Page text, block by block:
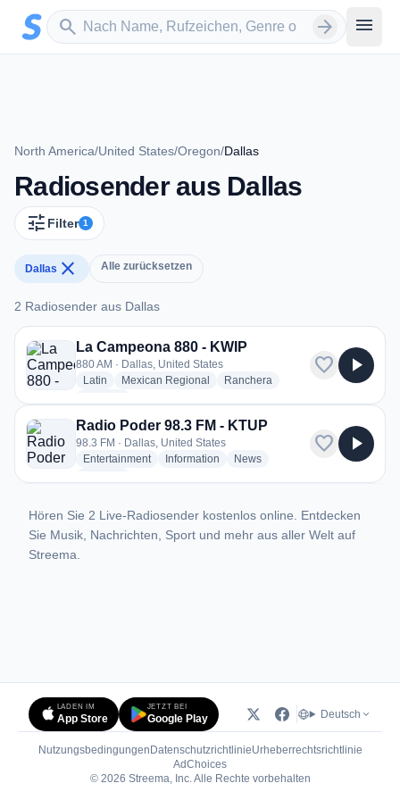
Zum Hauptinhalt springen
search
Sender suchen arrow_forward menu
North America/United States/Oregon/Dallas
Radiosender aus Dallas
tune Filter 1
Dallas close Alle zurücksetzen
2 Radiosender aus Dallas
2 Radiosender aus Dallas
La Campeona 880 - KWIP
880 AM · Dallas, United States
Latin radio stations
Mexican Regional radio stations
Ranchera
favorite play_arrow
Radio Poder 98.3 FM - KTUP
98.3 FM · Dallas, United States
Entertainmentradio stations
Information radio stations
Newsradio stations
favorite play_arrow
Hören Sie 2 Live-Radiosender kostenlos online. Entdecken
Sie Musik, Nachrichten, Sport und mehr aus aller Welt auf
Streema.
LADEN IM
App Store
JETZT BEI
Google Play Deutsch
Nutzungsbedingungen DatenschutzrichtlinieUrheberrechtsrichtlinie
AdChoices(öffnet in neuem Tab)
© 2026 Streema, Inc. Alle Rechte vorbehalten